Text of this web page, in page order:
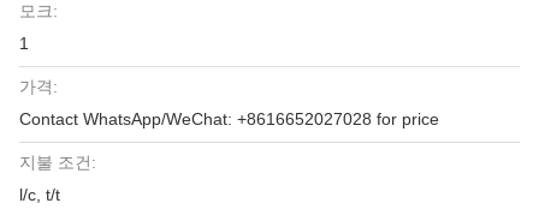
모크:
1
가격:
Contact WhatsApp/WeChat: +8616652027028 for price
지불 조건:
l/c, t/t